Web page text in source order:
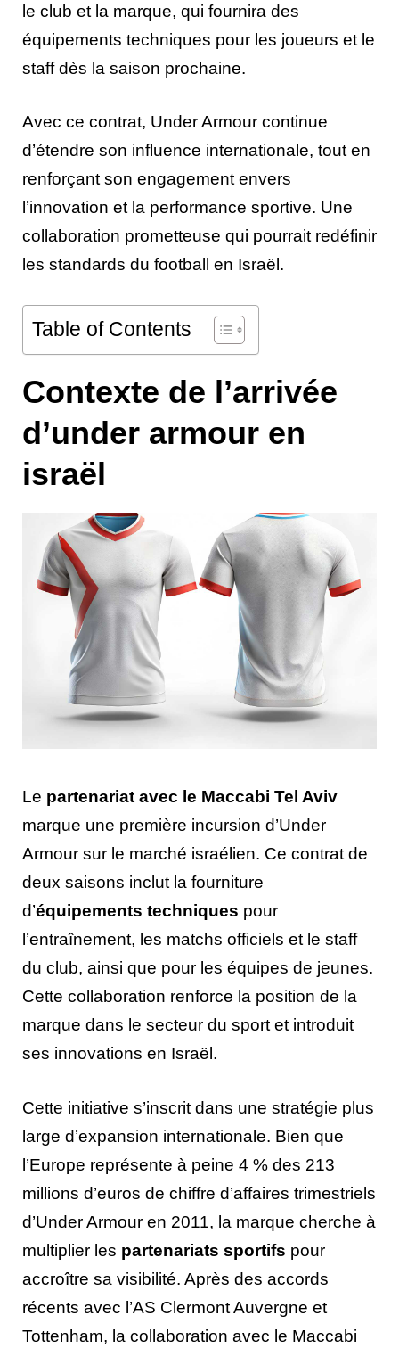
le club et la marque, qui fournira des
équipements techniques pour les joueurs et le
staff dès la saison prochaine.
Avec ce contrat, Under Armour continue
d’étendre son influence internationale, tout en
renforçant son engagement envers
l’innovation et la performance sportive. Une
collaboration prometteuse qui pourrait redéfinir
les standards du football en Israël.
Table of Contents
Contexte de l’arrivée
d’under armour en
israël
Le partenariat avec le Maccabi Tel Aviv
marque une première incursion d’Under
Armour sur le marché israélien. Ce contrat de
deux saisons inclut la fourniture
d’équipements techniques pour
l’entraînement, les matchs officiels et le staff
du club, ainsi que pour les équipes de jeunes.
Cette collaboration renforce la position de la
marque dans le secteur du sport et introduit
ses innovations en Israël.
Cette initiative s’inscrit dans une stratégie plus
large d’expansion internationale. Bien que
l’Europe représente à peine 4 % des 213
millions d’euros de chiffre d’affaires trimestriels
d’Under Armour en 2011, la marque cherche à
multiplier les partenariats sportifs pour
accroître sa visibilité. Après des accords
récents avec l’AS Clermont Auvergne et
Tottenham, la collaboration avec le Maccabi